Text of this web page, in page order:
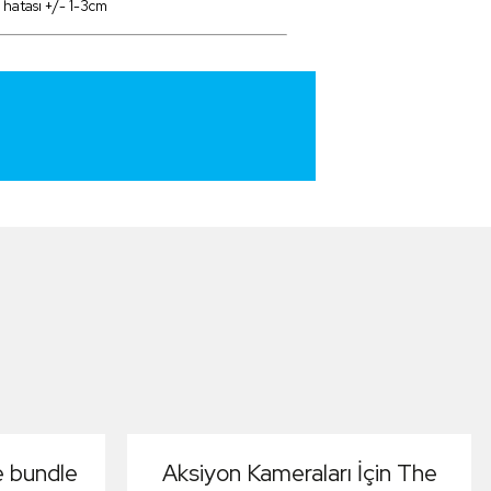
+/- 1-3cm
bundle
Aksiyon Kameraları İçin The